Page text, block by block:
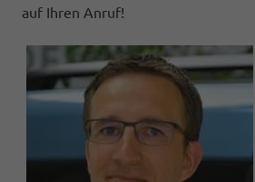
auf Ihren Anruf!